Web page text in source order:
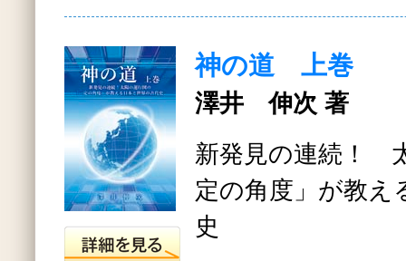
神の道 上巻
澤井 伸次 著
新発見の連続！
定の角度」が教え
史